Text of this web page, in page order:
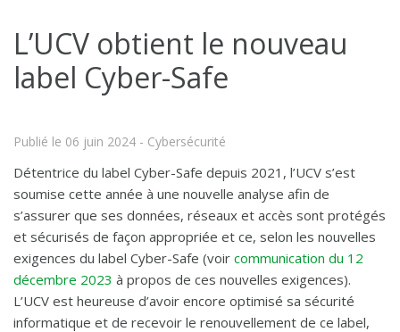
L’UCV obtient le nouveau
label Cyber-Safe
Publié le 06 juin 2024 - Cybersécurité
Détentrice du label Cyber-Safe depuis 2021, l’UCV s’est
soumise cette année à une nouvelle analyse afin de
s’assurer que ses données, réseaux et accès sont protégés
et sécurisés de façon appropriée et ce, selon les nouvelles
exigences du label Cyber-Safe (voir communication du 12
décembre 2023 à propos de ces nouvelles exigences).
L’UCV est heureuse d’avoir encore optimisé sa sécurité
informatique et de recevoir le renouvellement de ce label,